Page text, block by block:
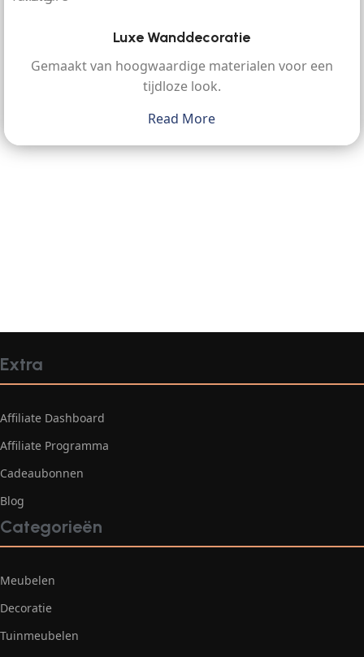
Luxe Wanddecoratie
Gemaakt van hoogwaardige materialen voor een
tijdloze look.
Read More
Extra
Affiliate Dashboard
Affiliate Programma
Cadeaubonnen
Blog
Categorieën
Meubelen
Decoratie
Tuinmeubelen